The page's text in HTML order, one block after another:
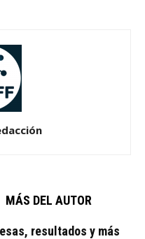
MÁS DEL AUTOR
resultados y más